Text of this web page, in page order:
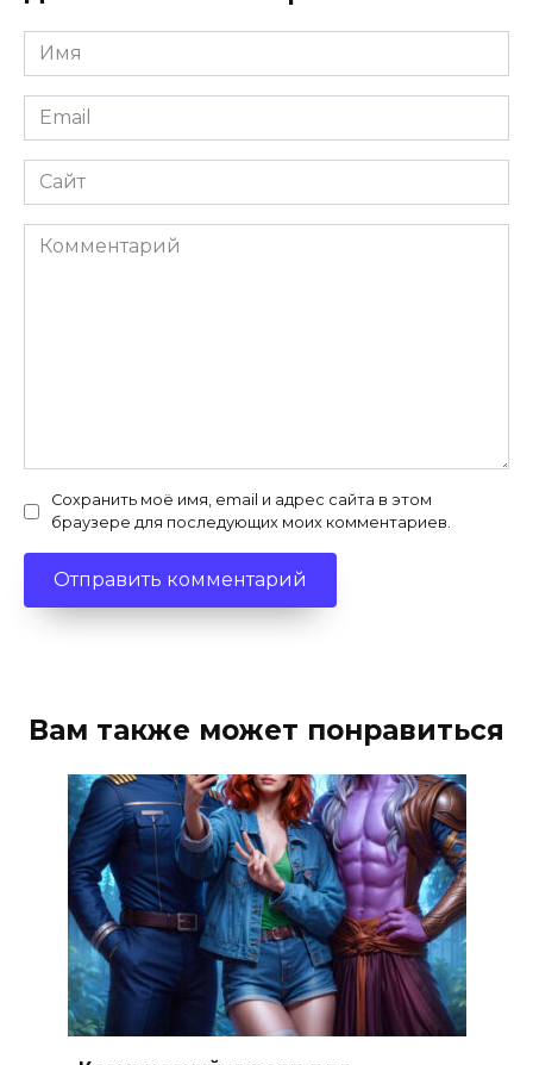
Имя
*
Email
*
Сайт
Комментарий
Сохранить моё имя, email и адрес сайта в этом
браузере для последующих моих комментариев.
Вам также может понравиться